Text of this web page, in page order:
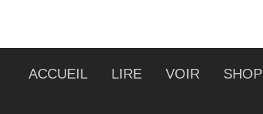
ACCUEIL LIRE VOIR SHOP